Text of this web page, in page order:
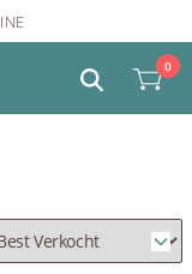
0